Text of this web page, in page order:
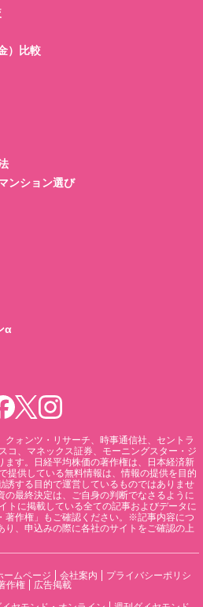
）比較
ンション選び
α
クォンツ・リサーチ、時事通信社、セントラ
コ、マネックス証券、モーニングスター・ジ
ます。日経平均株価の著作権は、日本経済新
提供している無料情報は、情報の提供を目的
誘する目的で運営しているものではありませ
の最終決定は、ご自身の判断でなさるように
トに掲載している全ての記事およびデータに
著作権」もご確認ください。※記事内容につ
り、申込みの際に各社のサイトをご確認の上
ームページ 会社案内
プライバシーポリシ
作権
広告掲載